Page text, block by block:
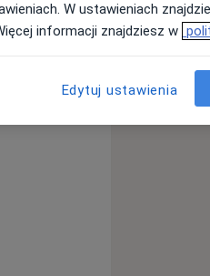
W ustawieniach
informacji znajdziesz w
Edytuj ustawienia